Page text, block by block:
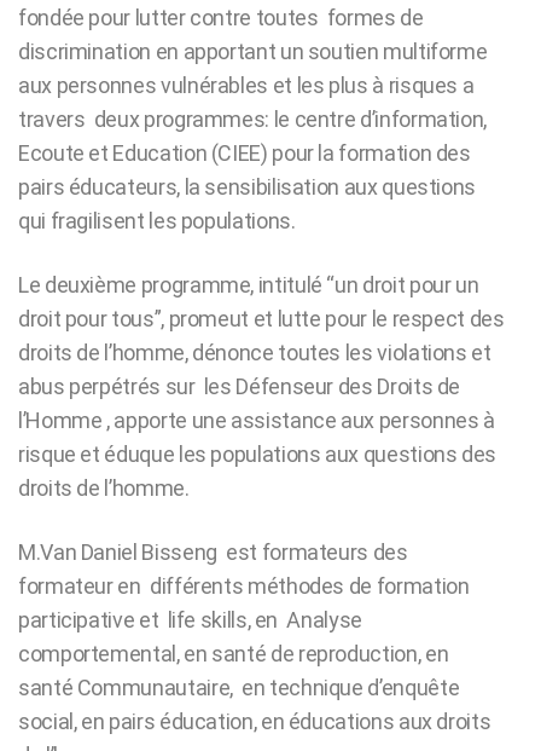
fondée pour lutter contre toutes formes de
discrimination en apportant un soutien multiforme
aux personnes vulnérables et les plus à risques a
travers deux programmes: le centre d’information,
Ecoute et Education (CIEE) pour la formation des
pairs éducateurs, la sensibilisation aux questions
qui fragilisent les populations.
Le deuxième programme, intitulé “un droit pour un
droit pour tous”, promeut et lutte pour le respect des
droits de l’homme, dénonce toutes les violations et
abus perpétrés sur les Défenseur des Droits de
l’Homme , apporte une assistance aux personnes à
risque et éduque les populations aux questions des
droits de l’homme.
M.Van Daniel Bisseng est formateurs des
formateur en différents méthodes de formation
participative et life skills, en Analyse
comportemental, en santé de reproduction, en
santé Communautaire, en technique d’enquête
social, en pairs éducation, en éducations aux droits